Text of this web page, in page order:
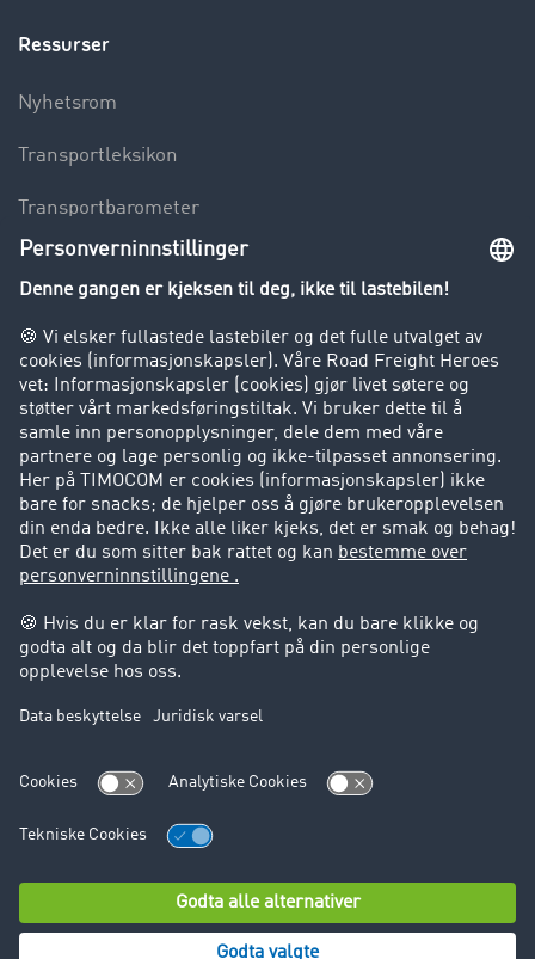
Ressurser
Nyhetsrom
Transportleksikon
Transportbarometer
Innsyn i fraktbørsen
Bedriften
Kunder verver kunder
Suksesshistorier
Kundestøtte
Kundestøtte
Juridisk informasjon
Impressum
Forretningsbetingelser